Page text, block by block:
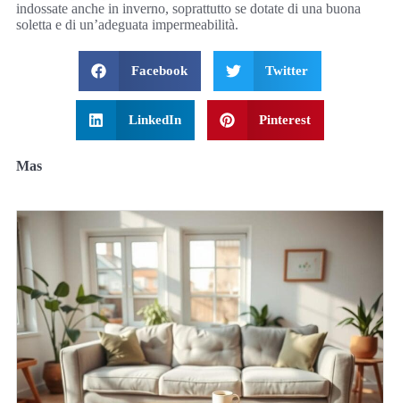
indossate anche in inverno, soprattutto se dotate di una buona
soletta e di un’adeguata impermeabilità.
Facebook Twitter
LinkedIn Pinterest
Mas